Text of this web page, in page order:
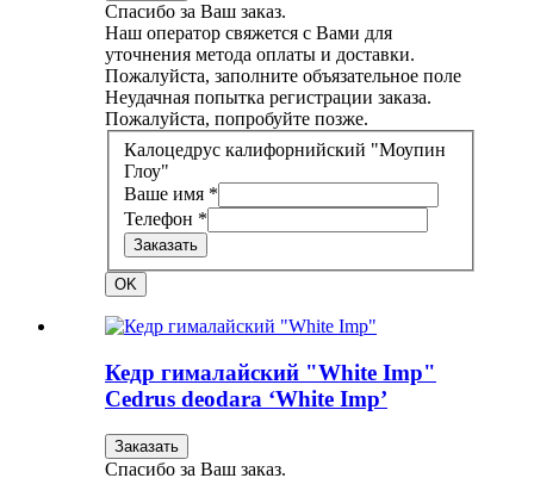
Спасибо за Ваш заказ.
Наш оператор свяжется с Вами для
уточнения метода оплаты и доставки.
Пожалуйста, заполните объязательное поле
Неудачная попытка регистрации заказа.
Пожалуйста, попробуйте позже.
Калоцедрус калифорнийский "Моупин
Глоу"
Ваше имя *
Телефон *
Заказать
OK
Кедр гималайский "White Imp"
Cedrus deodara ‘White Imp’
Заказать
Спасибо за Ваш заказ.